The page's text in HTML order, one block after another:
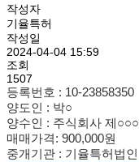
작성자
기율특허
작성일
2024-04-04 15:59
조회
1507
등록번호 : 10-23858350
양도인 : 박○
양수인 : 주식회사 제○○○
매매가격: 900,000원
중개기관 : 기율특허법인